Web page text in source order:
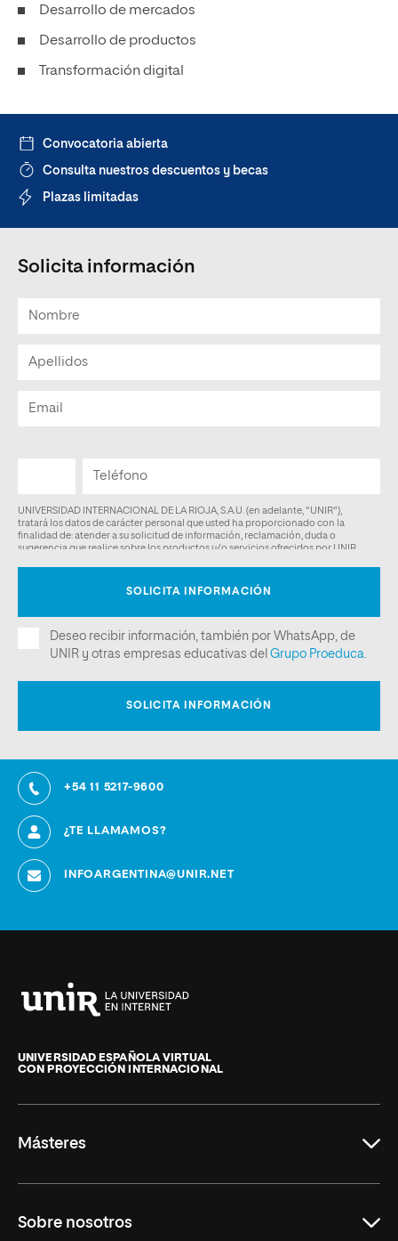
Desarrollo de mercados
Desarrollo de productos
Transformación digital
Convocatoria abierta
Consulta nuestros descuentos y becas
Plazas limitadas
Solicita información
+54 11 5217-9600
¿TE LLAMAMOS?
INFOARGENTINA@UNIR.NET
de
La
UNIVERSIDAD ESPAÑOLA VIRTUAL
CON PROYECCIÓN INTERNACIONAL
Másteres
Derecho
Sobre nosotros